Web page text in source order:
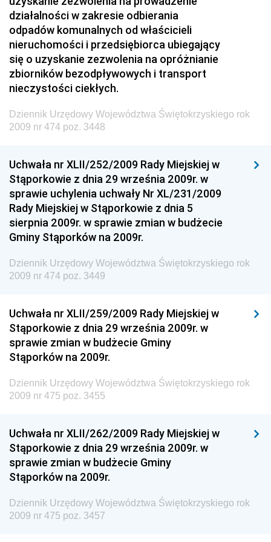
Kolejowego
Dziennik Urzędowy Ministra Przedsiębiorczości i
Technologii
Dziennik Urzędowy Ministra Inwestycji i Rozwoju
Dziennik Urzędowy Naczelnego Dyrektora Archiwów
Państwowych
Dziennik Urzędowy Ministra Finansów, Inwestycji i
Rozwoju
Dziennik Urzędowy Ministra Sportu
Dziennik Urzędowy Ministra Funduszy i Polityki
Regionalnej
Dziennik Urzędowy Ministra Aktywów Państwowych
Dziennik Urzędowy Ministra Zdrowia
Dziennik Urzędowy Ministra Środowiska i Głównego
Inspektora Ochrony Środowiska
Dziennik Urzędowy Ministerstwa Kultury, Dziedzictwa
Narodowego i Sportu
Dziennik Urzędowy Ministra Finansów, Funduszy i
Dziennik Urzędowy Ministra Rozwoju, Pracy i
Dziennik Urzędowy Ministra Kultury, Dziedzictwa
Narodowego i Sportu
Dziennik Urzędowy Ministra Rodziny i Polityki
Społecznej
Dziennik Urzędowy Komendy Głównej Straży
Granicznej
działalności w zakresie odbierania
odpadów komunalnych od właścicieli
nieruchomości i przedsiębiorca ubiegający
się o uzyskanie zezwolenia na opróżnianie
zbiorników bezodpływowych i transport
nieczystości ciekłych.
Dziennik Urzędowy Województwa Świętokrzyskiego rok
2009 nr 474 poz. 3448
Uchwała nr XLII/252/2009 Rady Miejskiej w
Stąporkowie z dnia 29 września 2009r. w
sprawie uchylenia uchwały Nr XL/231/2009
Rady Miejskiej w Stąporkowie z dnia 5
sierpnia 2009r. w sprawie zmian w budżecie
Gminy Stąporków na 2009r.
Dziennik Urzędowy Województwa Świętokrzyskiego rok
2009 nr 474 poz. 3449
Uchwała nr XLII/259/2009 Rady Miejskiej w
Stąporkowie z dnia 29 września 2009r. w
sprawie zmian w budżecie Gminy
Stąporków na 2009r.
Dziennik Urzędowy Województwa Świętokrzyskiego rok
2009 nr 475 poz. 3455
Uchwała nr XLII/262/2009 Rady Miejskiej w
Stąporkowie z dnia 29 września 2009r. w
sprawie zmian w budżecie Gminy
Stąporków na 2009r.
Dziennik Urzędowy Województwa Świętokrzyskiego rok
2009 nr 475 poz. 3457